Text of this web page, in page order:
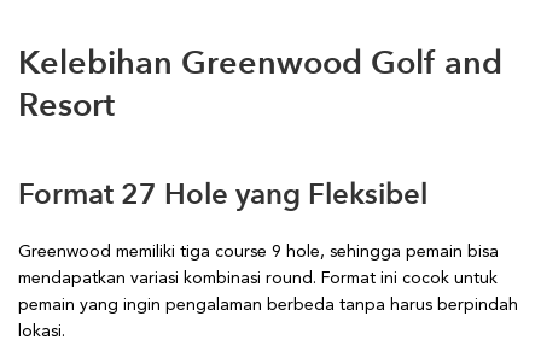
Kelebihan Greenwood Golf and
Resort
Format 27 Hole yang Fleksibel
Greenwood memiliki tiga course 9 hole, sehingga pemain bisa
mendapatkan variasi kombinasi round. Format ini cocok untuk
pemain yang ingin pengalaman berbeda tanpa harus berpindah
lokasi.